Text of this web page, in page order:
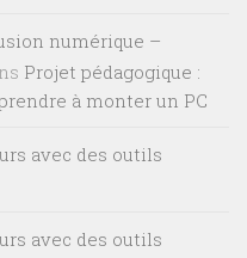
numérique –
Projet pédagogique :
à monter un PC
avec des outils
avec des outils